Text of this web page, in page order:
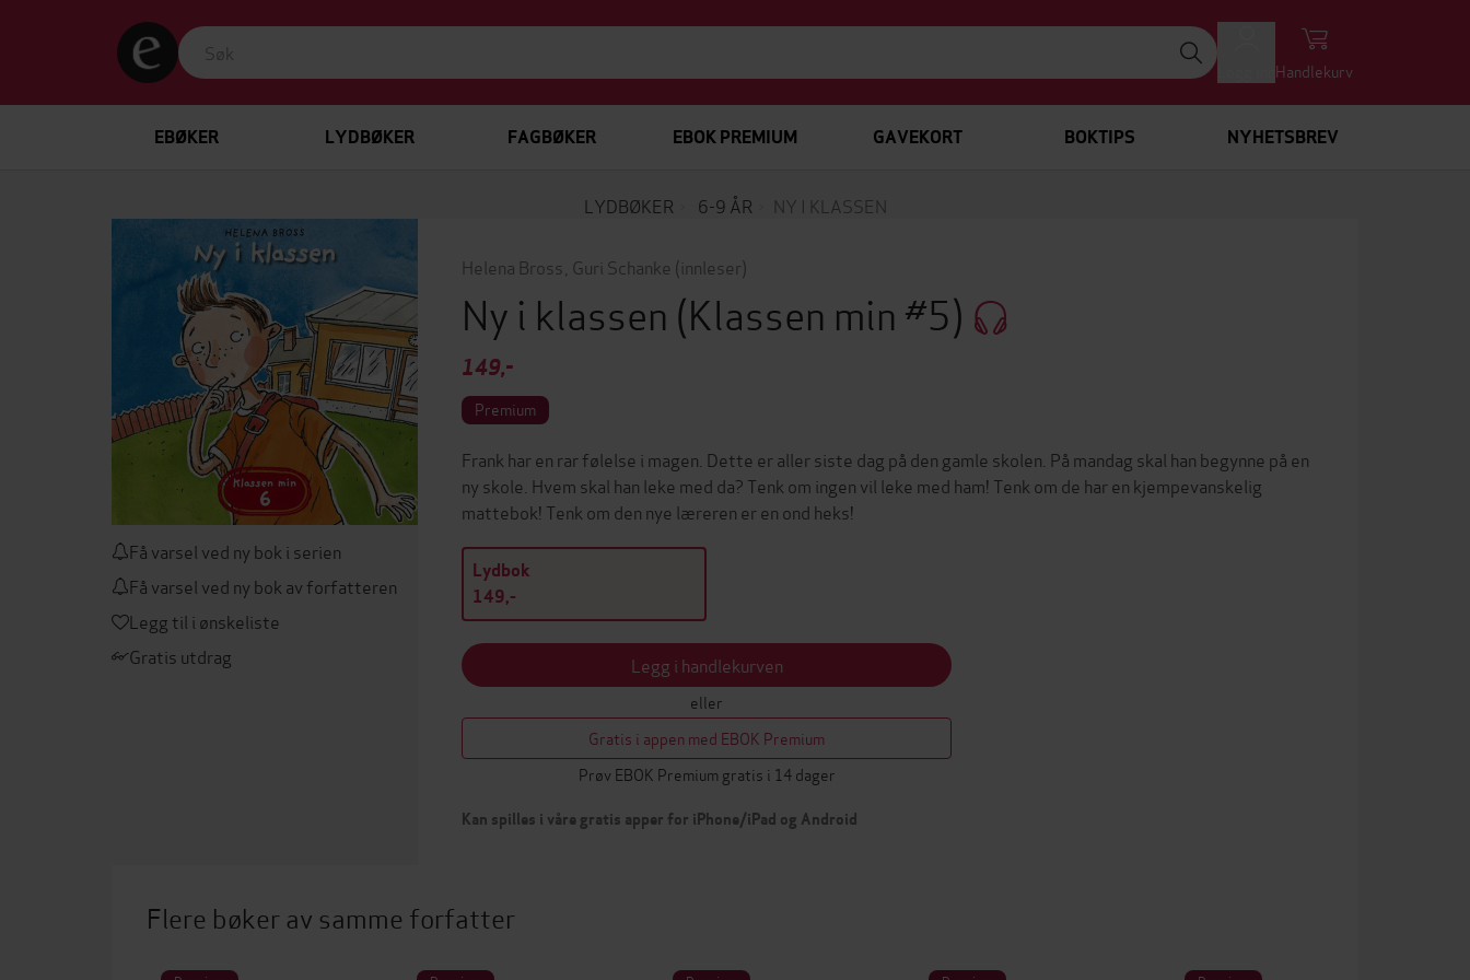
Handlekurv
EBØKER LYDBØKER FAGBØKER EBOK PREMIUM GAVEKORT BOKTIPS NYHETSBREV
LYDBØKER 6-9 ÅR NY I KLASSEN
Få varsel ved ny bok i serien
Få varsel ved ny bok av forfatteren
Legg til i ønskeliste
Gratis utdrag
Helena Bross Guri Schanke (innleser)
Ny i klassen (Klassen min #5)
149,-
Premium
Frank har en rar følelse i magen. Dette er aller siste dag på den gamle skolen. På mandag skal han begynne på en
ny skole. Hvem skal han leke med da? Tenk om ingen vil leke med ham! Tenk om de har en kjempevanskelig
mattebok! Tenk om den nye læreren er en ond heks!
Lydbok
149,-
Legg i handlekurven
eller
Gratis i appen med EBOK Premium
Prøv EBOK Premium gratis i 14 dager
Kan spilles i våre gratis apper for iPhone/iPad og Android
Flere bøker av samme forfatter